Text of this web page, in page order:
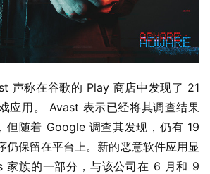
声称在谷歌的 Play 商店中发现了 21
应用。 Avast 表示已经将其调查结果
但随着 Google 调查其发现，仍有 19
仍保留在平台上。新的恶意软件应用显
家族的一部分，与该公司在 6 月和 9